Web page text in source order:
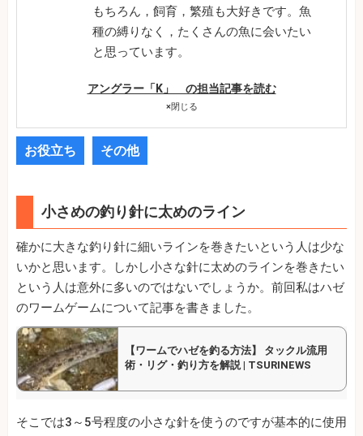
もちろん，飼育，繁殖も大好きです。魚
種の縛りなく，たくさんの魚に会いたい
と思っています。
アングラー「K」 の担当記事を読む
×閉じる
お役立ち その他
小さめの釣り針に太めのライン
確かに大きな釣り針に細いラインを巻きたいという人は少な
いかと思います。しかし小さな針に太めのラインを巻きたい
という人は意外に多いのではないでしょうか。前回私はハゼ
のワームゲームについて記事を書きました。
【ワームでハゼを釣る方法】 タックル流用
術・リグ・釣り方を解説 | TSURINEWS
そこでは3～5号程度の小さな針を使うのですが基本的に使用